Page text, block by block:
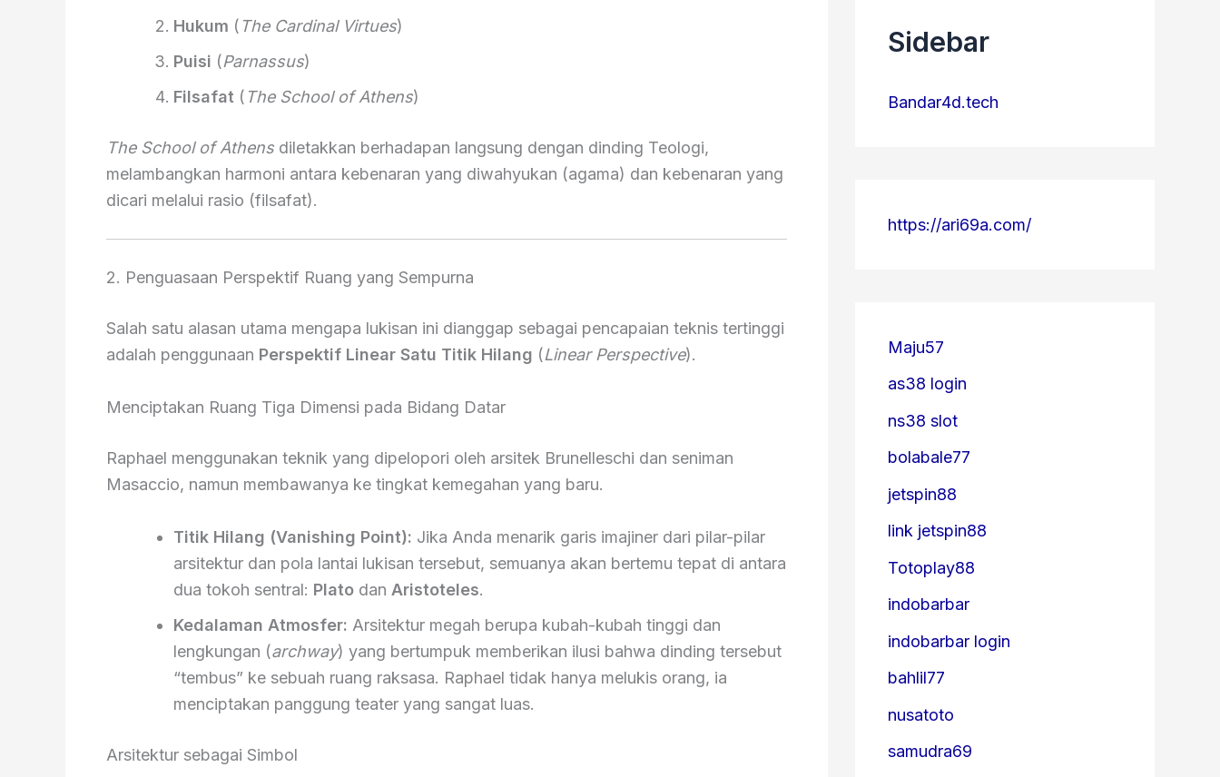
Hukum ( The Cardinal Virtues)
Puisi (Parnassus)
Filsafat ( The School of Athens)
The School of Athens diletakkan berhadapan langsung dengan dinding Teologi,
melambangkan harmoni antara kebenaran yang diwahyukan (agama) dan kebenaran yang
dicari melalui rasio (filsafat).
2. Penguasaan Perspektif Ruang yang Sempurna
Salah satu alasan utama mengapa lukisan ini dianggap sebagai pencapaian teknis tertinggi
adalah penggunaan Perspektif Linear Satu Titik Hilang (Linear Perspective).
Menciptakan Ruang Tiga Dimensi pada Bidang Datar
Raphael menggunakan teknik yang dipelopori oleh arsitek Brunelleschi dan seniman
Masaccio, namun membawanya ke tingkat kemegahan yang baru.
Titik Hilang (Vanishing Point): Jika Anda menarik garis imajiner dari pilar-pilar
arsitektur dan pola lantai lukisan tersebut, semuanya akan bertemu tepat di antara
dua tokoh sentral: Plato dan Aristoteles.
Kedalaman Atmosfer: Arsitektur megah berupa kubah-kubah tinggi dan
lengkungan (archway) yang bertumpuk memberikan ilusi bahwa dinding tersebut
“tembus” ke sebuah ruang raksasa. Raphael tidak hanya melukis orang, ia
menciptakan panggung teater yang sangat luas.
Arsitektur sebagai Simbol
Sidebar
Bandar4d.tech
https://ari69a.com/
Maju57
as38 login
ns38 slot
bolabale77
jetspin88
link jetspin88
Totoplay88
indobarbar
indobarbar login
bahlil77
nusatoto
samudra69